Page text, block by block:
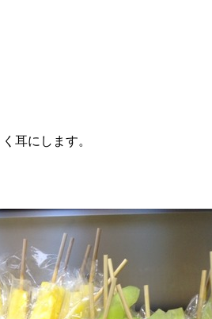
耳にします。